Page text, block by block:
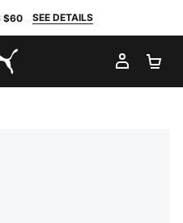
$60 SEE DETAILS
MI